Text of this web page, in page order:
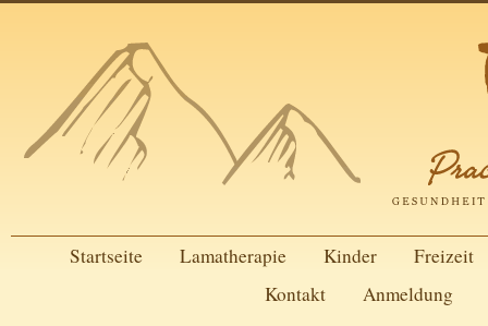
Startseite Lamatherapie Kinder
Freizeit
Kontakt
Anmeldung